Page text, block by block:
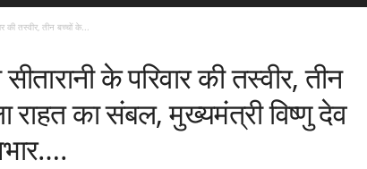
की तस्वीर, तीन बच्चों के...
के परिवार की तस्वीर, तीन
राहत का संबल, मुख्यमंत्री विष्णु देव